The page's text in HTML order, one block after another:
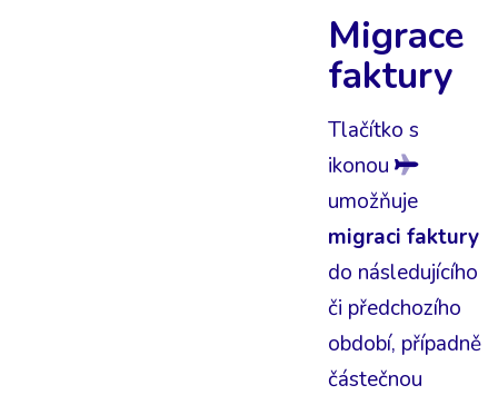
Migrace
faktury
Tlačítko s
ikonou
umožňuje
migraci faktury
do následujícího
či předchozího
období, případně
částečnou